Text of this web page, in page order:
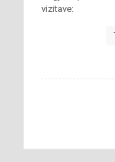
vizitave: